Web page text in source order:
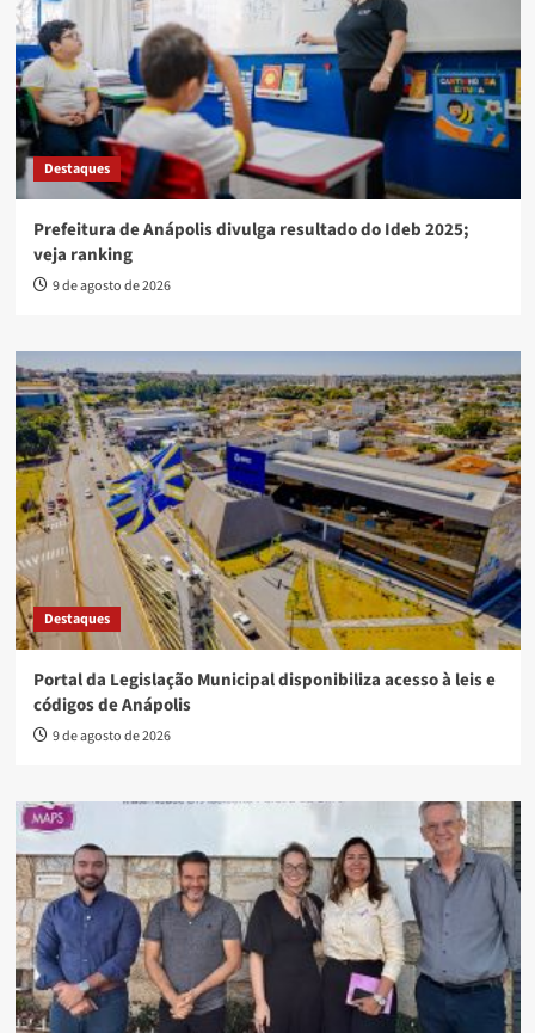
Destaques
Prefeitura de Anápolis divulga resultado do Ideb 2025;
veja ranking
9 de agosto de 2026
Destaques
Portal da Legislação Municipal disponibiliza acesso à leis e
códigos de Anápolis
9 de agosto de 2026